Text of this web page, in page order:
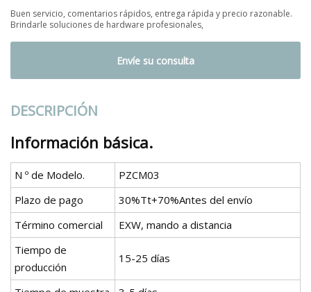
Buen servicio, comentarios rápidos, entrega rápida y precio razonable.
Brindarle soluciones de hardware profesionales,
Envíe su consulta
DESCRIPCIÓN
Información básica.
N º de Modelo.
PZCM03
Plazo de pago
30%Tt+70%Antes del envío
Término comercial
EXW, mando a distancia
Tiempo de
producción
15-25 días